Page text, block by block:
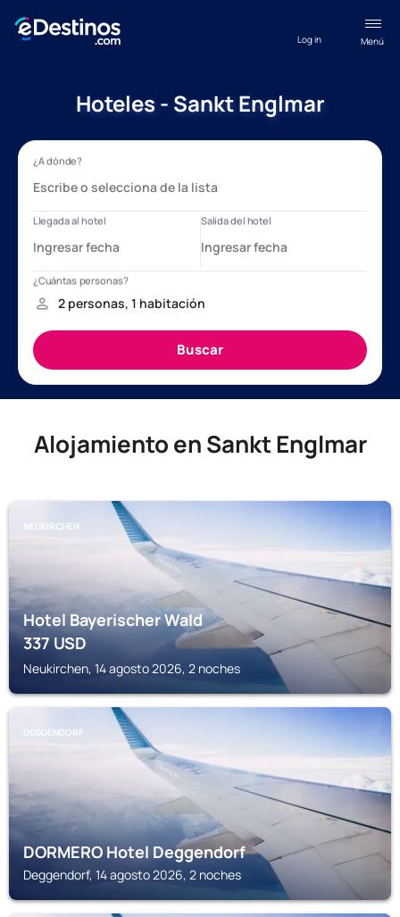
Menú
Log in
Hoteles - Sankt Englmar
Alojamiento en Sankt Englmar
NEUKIRCHEN
Hotel Bayerischer Wald
337USD
Neukirchen, 14 agosto 2026, 2 noches
DEGGENDORF
DORMERO Hotel Deggendorf
Deggendorf, 14 agosto 2026, 2 noches